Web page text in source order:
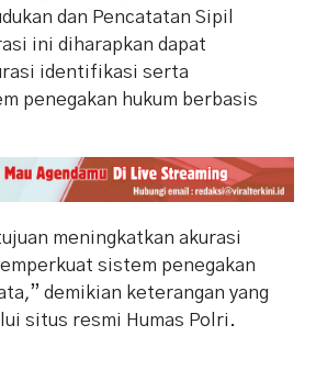
dan Pencatatan Sipil
ini diharapkan dapat
identifikasi serta
penegakan hukum berbasis
meningkatkan akurasi
sistem penegakan
demikian keterangan yang
situs resmi Humas Polri.